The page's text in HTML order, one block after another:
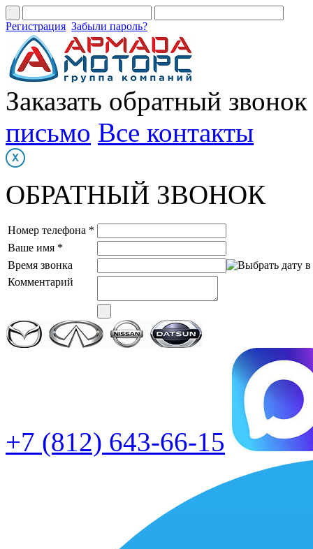
Регистрация Забыли пароль?
Заказать обратный звонок
письмо Все контакты
ОБРАТНЫЙ ЗВОНОК
Номер телефона *
Ваше имя *
Время звонка
Комментарий
+7 (812) 643-66-15